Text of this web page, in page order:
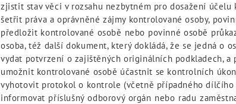
zjistit stav věci v rozsahu nezbytném pro dosažení
šetřit práva a oprávněné zájmy kontrolované osoby,
předložit kontrolované osobě nebo povinné osobě
osoba, též další dokument, který dokládá, že se jedná o
vydat potvrzení o zajištěných originálních podkladech,
umožnit kontrolované osobě účastnit se kontrolních
vyhotovit protokol o kontrole (včetně případného
informovat příslušný odborový orgán nebo radu